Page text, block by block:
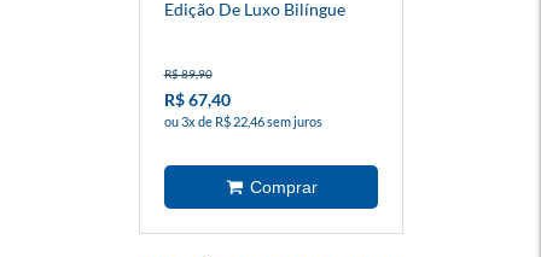
Edição De Luxo Bilíngue
R$ 89,90
R$ 67,40
ou 3x de R$ 22,46 sem juros